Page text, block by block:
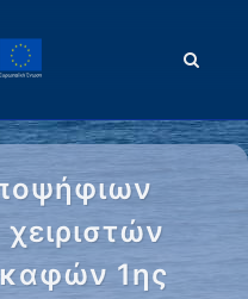
1ης